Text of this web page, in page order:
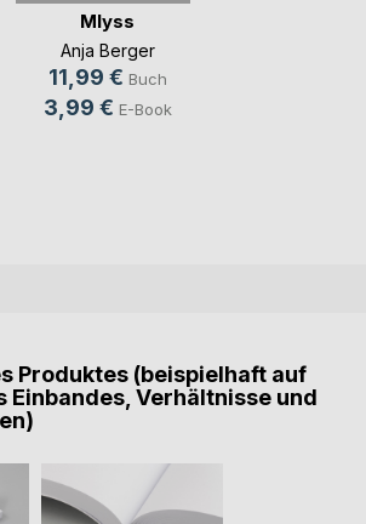
Mlyss
Anja Berger
11,99 € Buch
3,99 € E-Book
Produktes (beispielhaft auf
Einbandes, Verhältnisse und